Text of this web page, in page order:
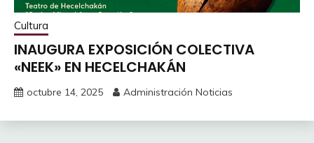
Cultura
INAUGURA EXPOSICIÓN COLECTIVA
«NEEK» EN HECELCHAKÁN
octubre 14, 2025 Administración Noticias